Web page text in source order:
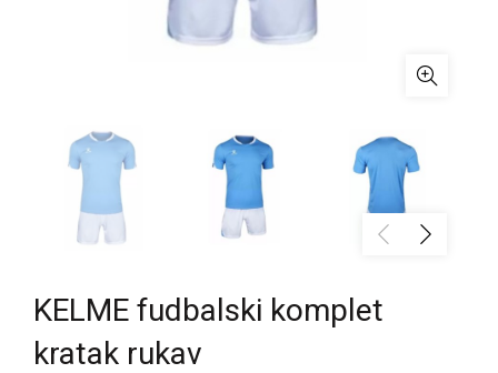
KELME fudbalski komplet
kratak rukav